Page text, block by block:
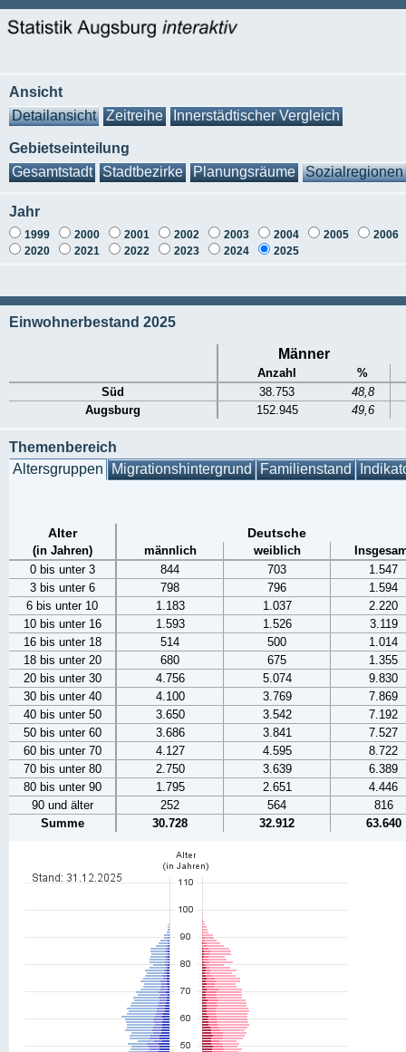
Ansicht
Detailansicht
Zeitreihe Innerstädtischer Vergleich
Gebietseinteilung
Gesamtstadt
Stadtbezirke Planungsräume Sozialregionen
Jahr
1999 2000 2001 2002 2003 2004 2005
2006
2020
2021 2022 2023 2024 2025
Einwohnerbestand 2025
Männer
Anzahl
%
Süd
38.753
48,8
Augsburg
152.945 49,6
Themenbereich
Altersgruppen Migrationshintergrund Familienstand
Alter Deutsche
(in Jahren) männlich weiblich
0 bis unter 3
844 703
1.547
3 bis unter 6
798 796
1.594
6 bis unter 10
1.183 1.037
2.220
10 bis unter 16
1.593 1.526
3.119
16 bis unter 18
514 500
1.014
18 bis unter 20
680 675
1.355
20 bis unter 30
4.756 5.074
9.830
30 bis unter 40
4.100 3.769
7.869
40 bis unter 50
3.650 3.542
7.192
50 bis unter 60
3.686 3.841
7.527
60 bis unter 70
4.127 4.595
8.722
70 bis unter 80
2.750 3.639
6.389
80 bis unter 90
1.795 2.651
4.446
90 und älter
252 564
816
Summe
30.728 32.912 63.640